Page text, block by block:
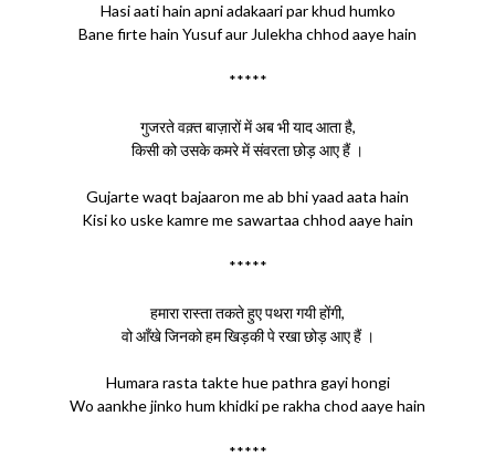
Hasi aati hain apni adakaari par khud humko
Bane firte hain Yusuf aur Julekha chhod aaye hain
*****
गुजरते वक़्त बाज़ारों में अब भी याद आता है,
किसी को उसके कमरे में संवरता छोड़ आए हैं ।
Gujarte waqt bajaaron me ab bhi yaad aata hain
Kisi ko uske kamre me sawartaa chhod aaye hain
*****
हमारा रास्ता तकते हुए पथरा गयी होंगी,
वो आँखे जिनको हम खिड़की पे रखा छोड़ आए हैं ।
Humara rasta takte hue pathra gayi hongi
Wo aankhe jinko hum khidki pe rakha chod aaye hain
*****